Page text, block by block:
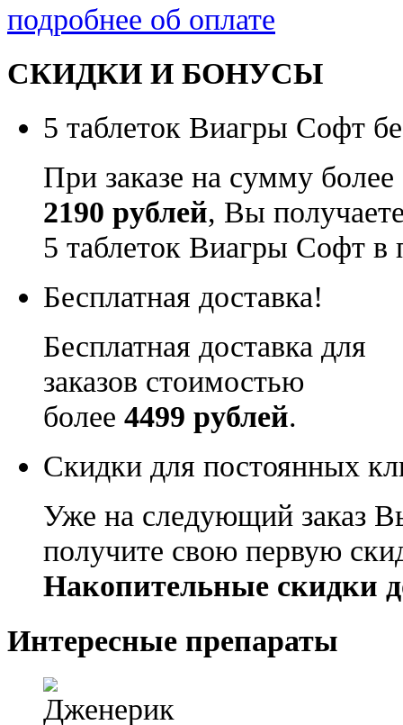
подробнее об оплате
СКИДКИ И БОНУСЫ
5 таблеток Виагры Софт
При заказе на сумму более
2190 рублей, Вы
5 таблеток Виагры Софт в
Бесплатная доставка!
Бесплатная доставка для
заказов стоимостью
более 4499 рублей.
Скидки для постоянных
Уже на следующий заказ
получите свою первую
Накопительные скидки
Интересные препараты